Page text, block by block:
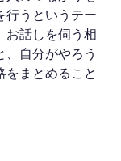
行うというテー
お話しを伺う相
、自分がやろう
をまとめること